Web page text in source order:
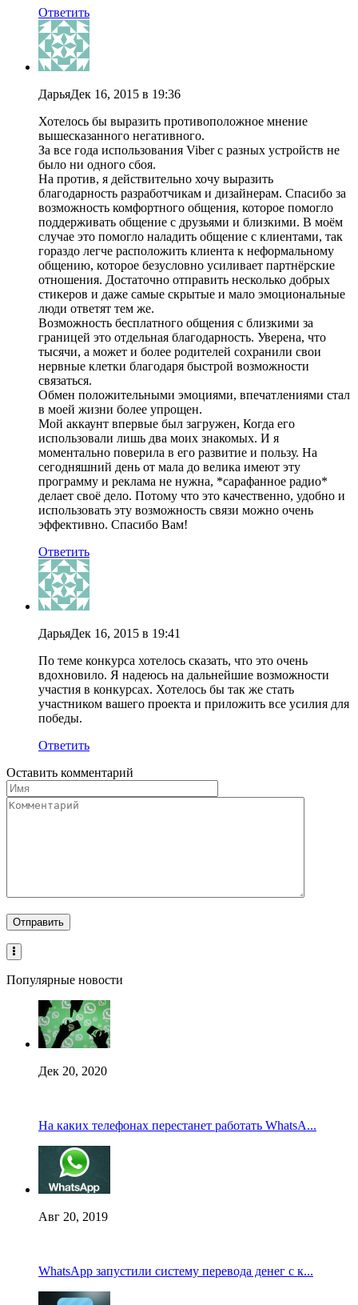
Ответить
ДарьяДек 16, 2015 в 19:36
Хотелось бы выразить противоположное мнение
вышесказанного негативного.
За все года использования Viber с разных устройств не
было ни одного сбоя.
На против, я действительно хочу выразить
благодарность разработчикам и дизайнерам. Спасибо за
возможность комфортного общения, которое помогло
поддерживать общение с друзьями и близкими. В моём
случае это помогло наладить общение с клиентами, так
гораздо легче расположить клиента к неформальному
общению, которое безусловно усиливает партнёрские
отношения. Достаточно отправить несколько добрых
стикеров и даже самые скрытые и мало эмоциональные
люди ответят тем же.
Возможность бесплатного общения с близкими за
границей это отдельная благодарность. Уверена, что
тысячи, а может и более родителей сохранили свои
нервные клетки благодаря быстрой возможности
связаться.
Обмен положительными эмоциями, впечатлениями стал
в моей жизни более упрощен.
Мой аккаунт впервые был загружен, Когда его
использовали лишь два моих знакомых. И я
моментально поверила в его развитие и пользу. На
сегодняшний день от мала до велика имеют эту
программу и реклама не нужна, *сарафанное радио*
делает своё дело. Потому что это качественно, удобно и
использовать эту возможность связи можно очень
эффективно. Спасибо Вам!
Ответить
ДарьяДек 16, 2015 в 19:41
По теме конкурса хотелось сказать, что это очень
вдохновило. Я надеюсь на дальнейшие возможности
участия в конкурсах. Хотелось бы так же стать
участником вашего проекта и приложить все усилия для
победы.
Ответить
Оставить комментарий
Популярные новости
Дек 20, 2020
На каких телефонах перестанет работать WhatsA...
Авг 20, 2019
WhatsApp запустили систему перевода денег с к...